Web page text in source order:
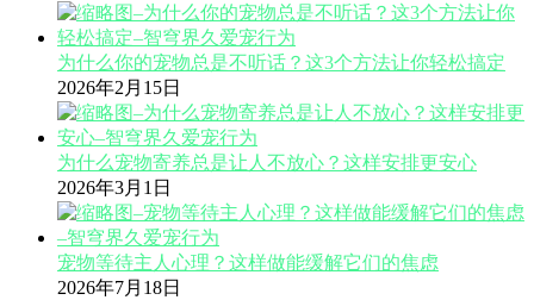
为什么你的宠物总是不听话？这3个方法让你轻松搞定
2026年2月15日
为什么宠物寄养总是让人不放心？这样安排更安心
2026年3月1日
宠物等待主人心理？这样做能缓解它们的焦虑
2026年7月18日